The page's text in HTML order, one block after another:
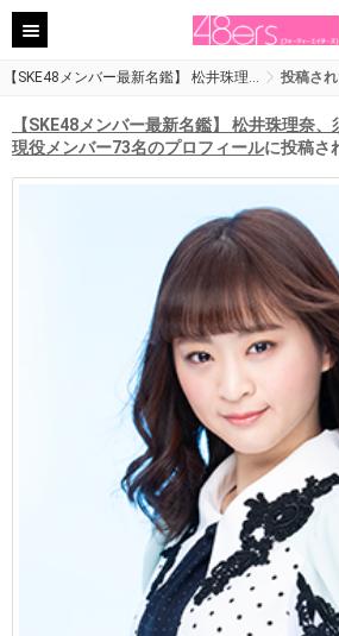
【SKE48メンバー最新名鑑】 松井珠理… 投稿さ
【SKE48メンバー最新名鑑】 松井珠理奈
現役メンバー73名のプロフィールに投稿さ